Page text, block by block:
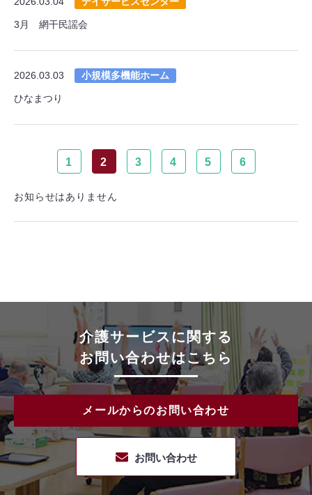
3月 網干民謡会
2026.03.03 小規模多機能ホーム
ひなまつり
1 2 3 4 5 6
お知らせはありません
介護サービスに関する
お問い合わせはこちら
メールからのお問い合わせ
お問い合わせ